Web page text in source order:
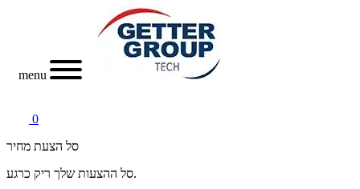
menu
0
סל הצעת מחיר
סל ההצעות שלך ריק כרגע.